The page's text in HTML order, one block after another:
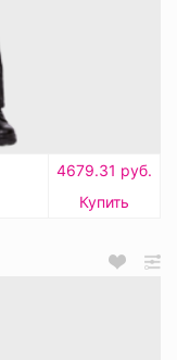
4679.31 руб.
Купить